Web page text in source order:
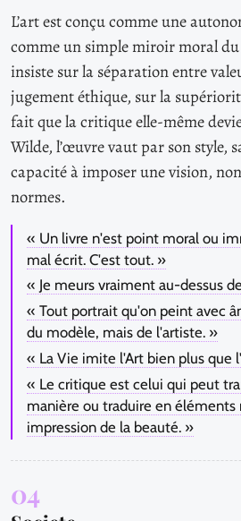
L’art est conçu comme une
comme un simple miroir moral
insiste sur la séparation entre
jugement éthique, sur la
fait que la critique elle-même
Wilde, l’œuvre vaut par son style,
capacité à imposer une vision,
normes.
« Un livre n'est point moral ou
mal écrit. C'est tout. »
« Je meurs vraiment au-dessus
« Tout portrait qu'on peint avec
du modèle, mais de l'artiste. »
« La Vie imite l'Art bien plus que
« Le critique est celui qui peut
manière ou traduire en éléments
impression de la beauté. »
04